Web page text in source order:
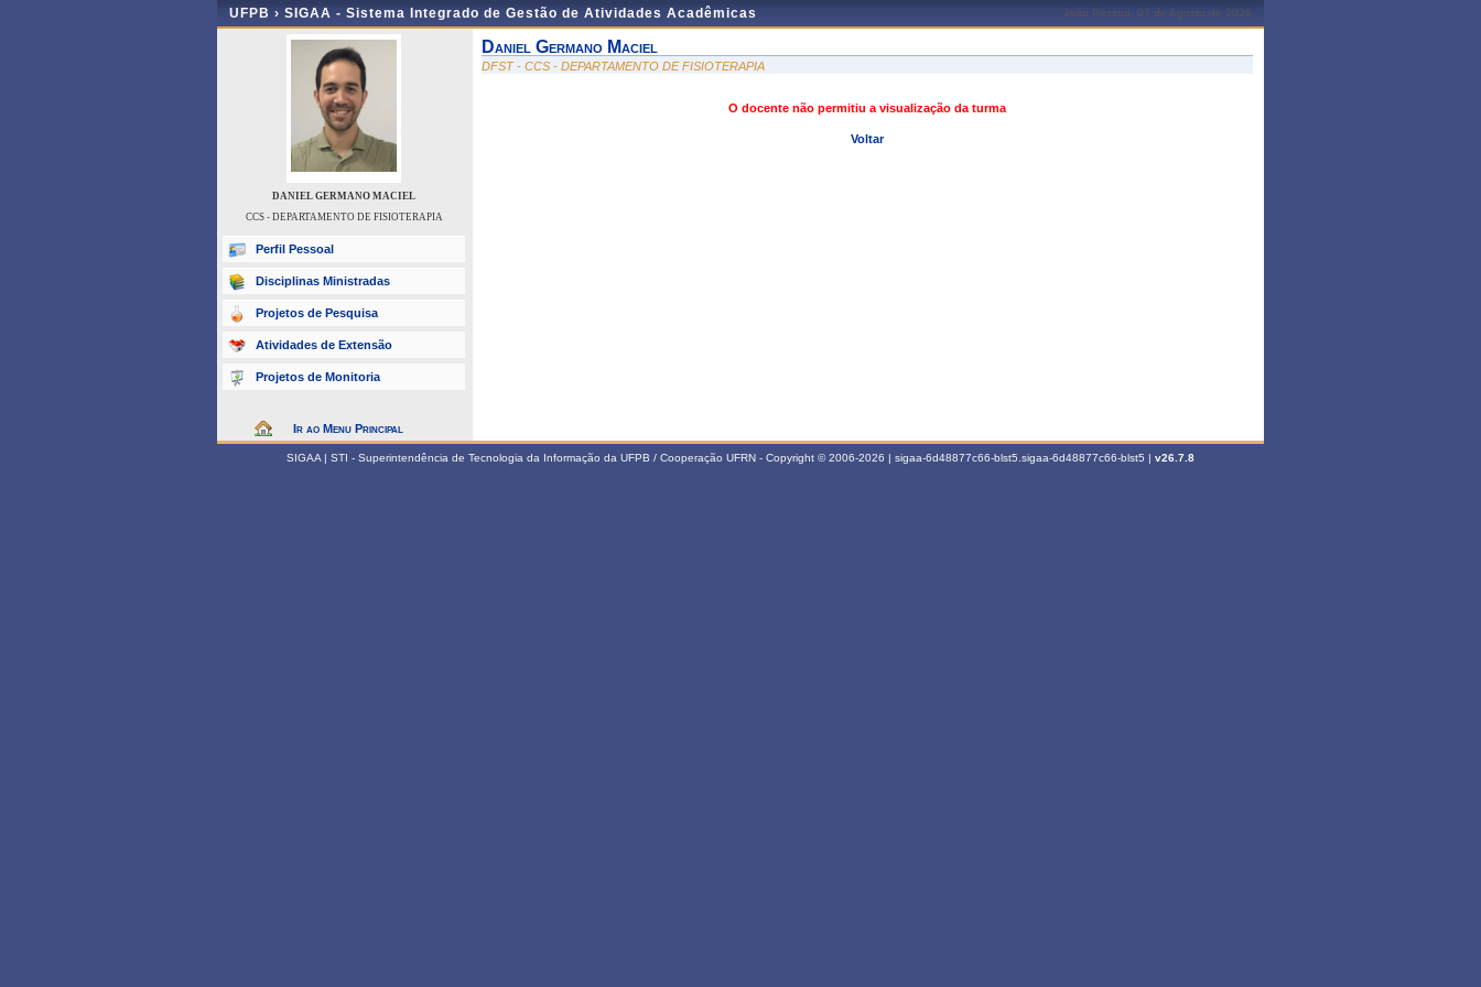
UFPB › SIGAA - Sistema Integrado de Gestão de Atividades Acadêmicas João Pessoa, 07 de Agosto de 2026
DANIEL GERMANO MACIEL
CCS - DEPARTAMENTO DE FISIOTERAPIA
Perfil Pessoal
Disciplinas Ministradas
Projetos de Pesquisa
Atividades de Extensão
Projetos de Monitoria
Ir ao Menu Principal
Daniel Germano Maciel
DFST - CCS - DEPARTAMENTO DE FISIOTERAPIA
O docente não permitiu a visualização da turma
Voltar
SIGAA | STI - Superintendência de Tecnologia da Informação da UFPB / Cooperação UFRN - Copyright © 2006-2026 | sigaa-6d48877c66-blst5.sigaa-6d48877c66-blst5 | v26.7.8